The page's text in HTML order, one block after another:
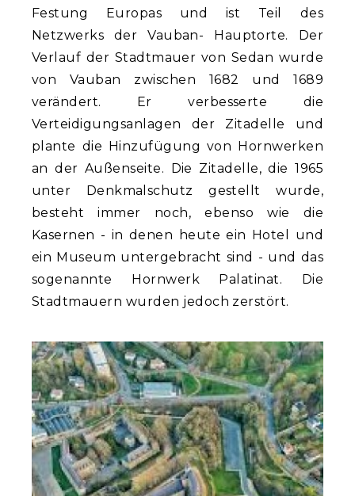
Festung Europas und ist Teil des
Netzwerks der Vauban- Hauptorte. Der
Verlauf der Stadtmauer von Sedan wurde
von Vauban zwischen 1682 und 1689
verändert. Er verbesserte die
Verteidigungsanlagen der Zitadelle und
plante die Hinzufügung von Hornwerken
an der Außenseite. Die Zitadelle, die 1965
unter Denkmalschutz gestellt wurde,
besteht immer noch, ebenso wie die
Kasernen - in denen heute ein Hotel und
ein Museum untergebracht sind - und das
sogenannte Hornwerk Palatinat. Die
Stadtmauern wurden jedoch zerstört.